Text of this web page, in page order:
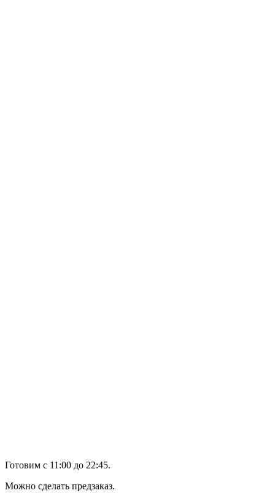
Готовим с 11:00 до 22:45.
Можно сделать предзаказ.